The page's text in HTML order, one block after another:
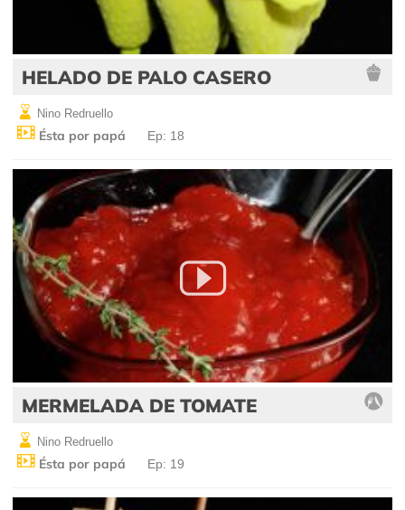
HELADO DE PALO CASERO
Nino Redruello
Ésta por papá Ep: 18
MERMELADA DE TOMATE
Nino Redruello
Ésta por papá Ep: 19